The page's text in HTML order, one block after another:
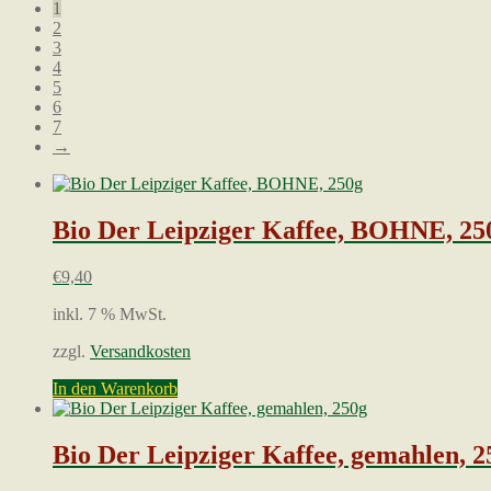
1
2
3
4
5
6
7
→
Bio Der Leipziger Kaffee, BOHNE,
€9,40
inkl. 7 % MwSt.
zzgl. Versandkosten
In den Warenkorb
Bio Der Leipziger Kaffee, gemahlen,